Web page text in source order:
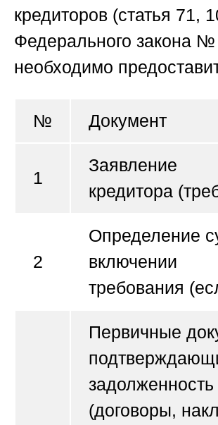
кредиторов (статья 71,
Федерального закона
необходимо
№ Документ
1
Заявление
кредитора
2
Определение
включении
требования
Первичные
задолженность
(договоры,